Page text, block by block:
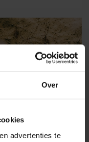
Over
advertenties te